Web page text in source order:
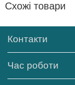
Схожі товари
Контакти
Час роботи